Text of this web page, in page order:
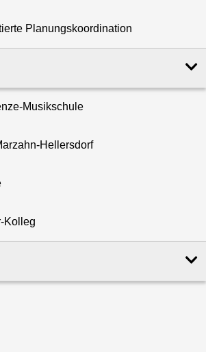
Planungskoordination
Musikschule
Hellersdorf
Kolleg